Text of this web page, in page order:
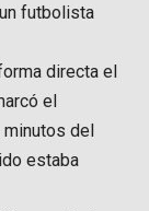
futbolista
directa el
el
del
estaba